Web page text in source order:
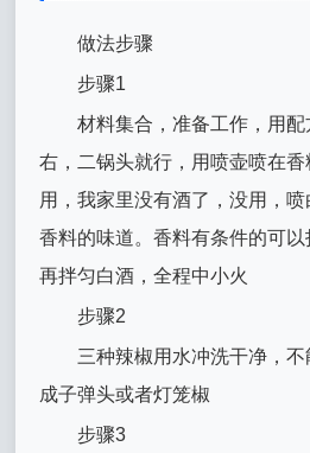
做法步骤
步骤1
材料集合，准备工作，用
右，二锅头就行，用喷壶喷在
用，我家里没有酒了，没用，
香料的味道。香料有条件的可
再拌匀白酒，全程中小火
步骤2
三种辣椒用水冲洗干净，
成子弹头或者灯笼椒
步骤3